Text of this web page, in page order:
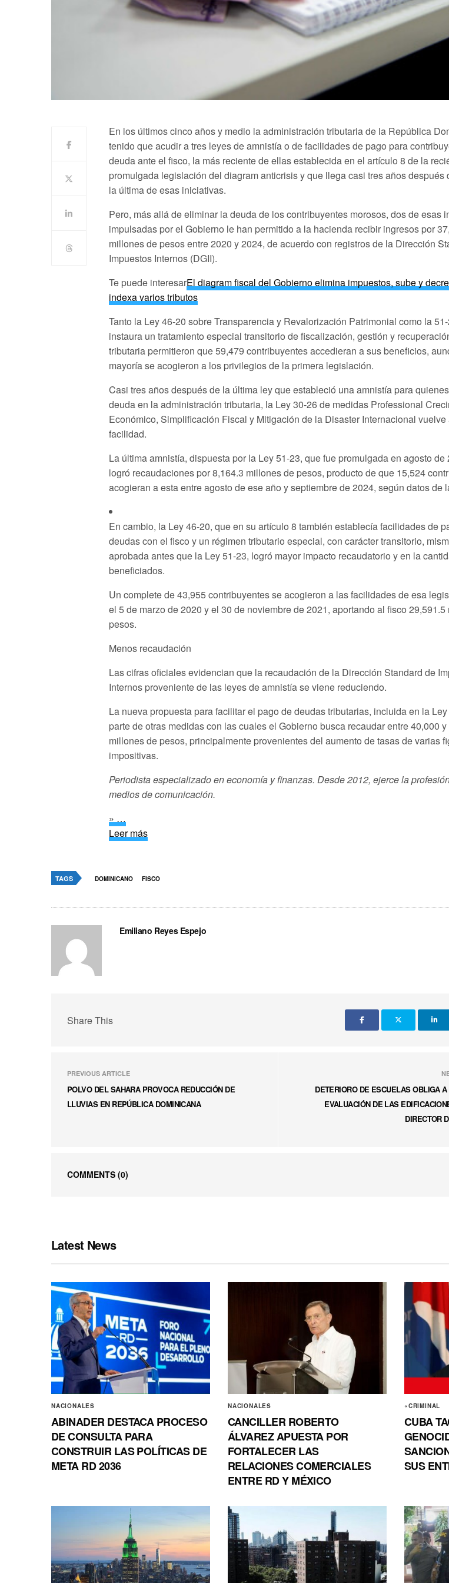
En los últimos cinco años y medio la administración tributaria de la República
tenido que acudir a tres leyes de amnistía o de facilidades de pago para
deuda ante el fisco, la más reciente de ellas establecida en el artículo 8 de la
promulgada legislación del diagram anticrisis y que llega casi tres años después
la última de esas iniciativas.
Pero, más allá de eliminar la deuda de los contribuyentes morosos, dos de esas
impulsadas por el Gobierno le han permitido a la hacienda recibir ingresos por
millones de pesos entre 2020 y 2024, de acuerdo con registros de la Dirección
Impuestos Internos (DGII).
Te puede interesarEl diagram fiscal del Gobierno elimina impuestos, sube y
indexa varios tributos
Tanto la Ley 46-20 sobre Transparencia y Revalorización Patrimonial como la
instaura un tratamiento especial transitorio de fiscalización, gestión y
tributaria permitieron que 59,479 contribuyentes accedieran a sus beneficios,
mayoría se acogieron a los privilegios de la primera legislación.
Casi tres años después de la última ley que estableció una amnistía para
deuda en la administración tributaria, la Ley 30-26 de medidas Professional
Económico, Simplificación Fiscal y Mitigación de la Disaster Internacional vuelve
facilidad.
La última amnistía, dispuesta por la Ley 51-23, que fue promulgada en agosto de
logró recaudaciones por 8,164.3 millones de pesos, producto de que 15,524
acogieran a esta entre agosto de ese año y septiembre de 2024, según datos de
En cambio, la Ley 46-20, que en su artículo 8 también establecía facilidades de
deudas con el fisco y un régimen tributario especial, con carácter transitorio,
aprobada antes que la Ley 51-23, logró mayor impacto recaudatorio y en la
beneficiados.
Un complete de 43,955 contribuyentes se acogieron a las facilidades de esa
el 5 de marzo de 2020 y el 30 de noviembre de 2021, aportando al fisco
pesos.
Menos recaudación
Las cifras oficiales evidencian que la recaudación de la Dirección Standard de
Internos proveniente de las leyes de amnistía se viene reduciendo.
La nueva propuesta para facilitar el pago de deudas tributarias, incluida en la
parte de otras medidas con las cuales el Gobierno busca recaudar entre 40,000
millones de pesos, principalmente provenientes del aumento de tasas de varias
impositivas.
Periodista especializado en economía y finanzas. Desde 2012, ejerce la
medios de comunicación.
» …
Leer más
TAGS DOMINICANO FISCO
Emiliano Reyes Espejo
Share This
PREVIOUS ARTICLE
POLVO DEL SAHARA PROVOCA REDUCCIÓN DE
LLUVIAS EN REPÚBLICA DOMINICANA
DETERIORO DE ESCUELAS OBLIGA
EVALUACIÓN DE LAS
DIRECTOR
COMMENTS (0)
Latest News
NACIONALES
ABINADER DESTACA PROCESO
DE CONSULTA PARA
CONSTRUIR LAS POLÍTICAS DE
META RD 2036
NACIONALES
CANCILLER ROBERTO
ÁLVAREZ APUESTA POR
FORTALECER LAS
RELACIONES COMERCIALES
ENTRE RD Y MÉXICO
«CRIMINAL
CUBA
SUS